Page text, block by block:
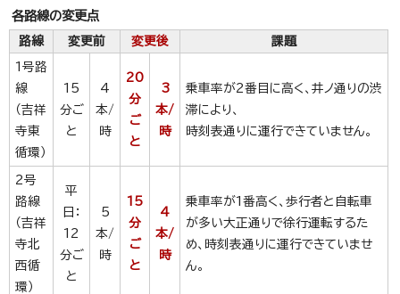
各路線の変更点
路線 変更前 変更後 課題
1号路
線
（吉祥
寺東
循環）
15
分ご
と
4
本/
時
20
分
ご
と
3
本/
時
乗車率が2番目に高く、井ノ通りの渋
滞により、
時刻表通りに運行できていません。
2号
路線
（吉祥
寺北
西循
環）
平
日：
12
分ご
と
5
本/
時
15
分
ご
と
4
本/
時
乗車率が1番高く、歩行者と自転車
が多い大正通りで徐行運転するた
め、時刻表通りに運行できていませ
ん。